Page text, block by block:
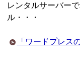
レンタルサーバー
ル・・・
「ワードプレス